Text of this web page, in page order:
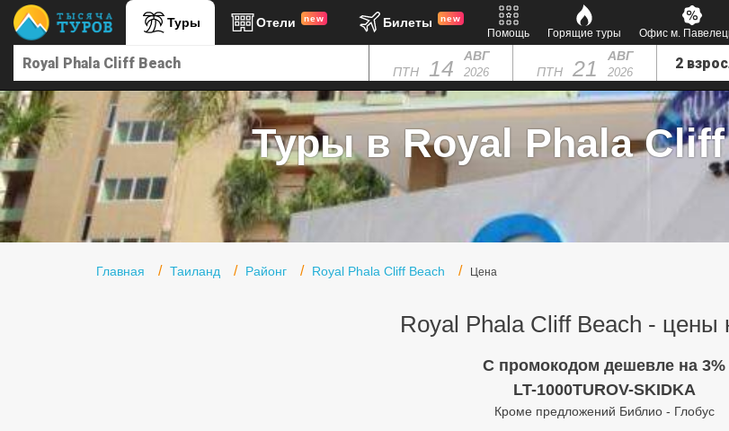
Туры Отели new Билеты new
Помощь Горящие туры Офис м.
ПТН 14 АВГ
2026 ПТН 21 АВГ
2026
Туры в Royal Phala
Главная Таиланд Районг Royal Phala Cliff Beach Цена
Royal Phala Cliff Beach - цены
C промокодом дешевле на 3%
LT-1000TUROV-SKIDKA
Кроме предложений Библио - Глобус
Главная
Туры в Турцию
Туры в Египет
Туры в ОАЭ
Офис г. Москва